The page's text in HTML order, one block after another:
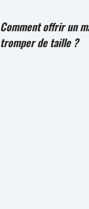
Comment offrir un
tromper de taille ?